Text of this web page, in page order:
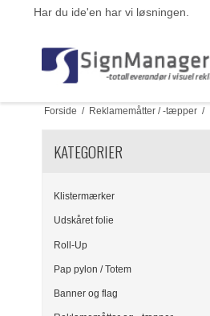
Har du ide'en har vi løsningen.
Forside / Reklamemåtter / -tæpper /
KATEGORIER
Klistermærker
Udskåret folie
Roll-Up
Pap pylon / Totem
Banner og flag